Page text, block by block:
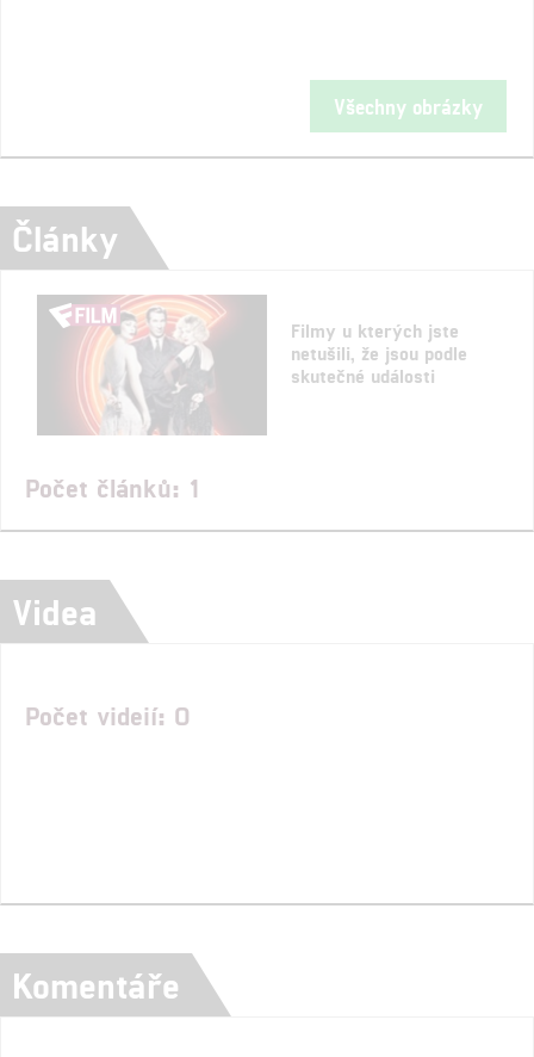
Všechny obrázky
Články
Filmy u kterých jste
netušili, že jsou podle
skutečné události
Počet článků: 1
Videa
Počet videií: 0
Komentáře